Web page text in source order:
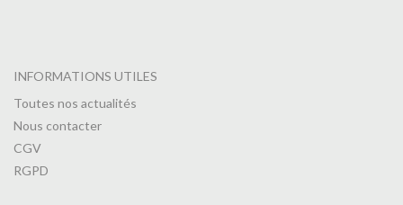
INFORMATIONS UTILES
Toutes nos actualités
Nous contacter
CGV
RGPD